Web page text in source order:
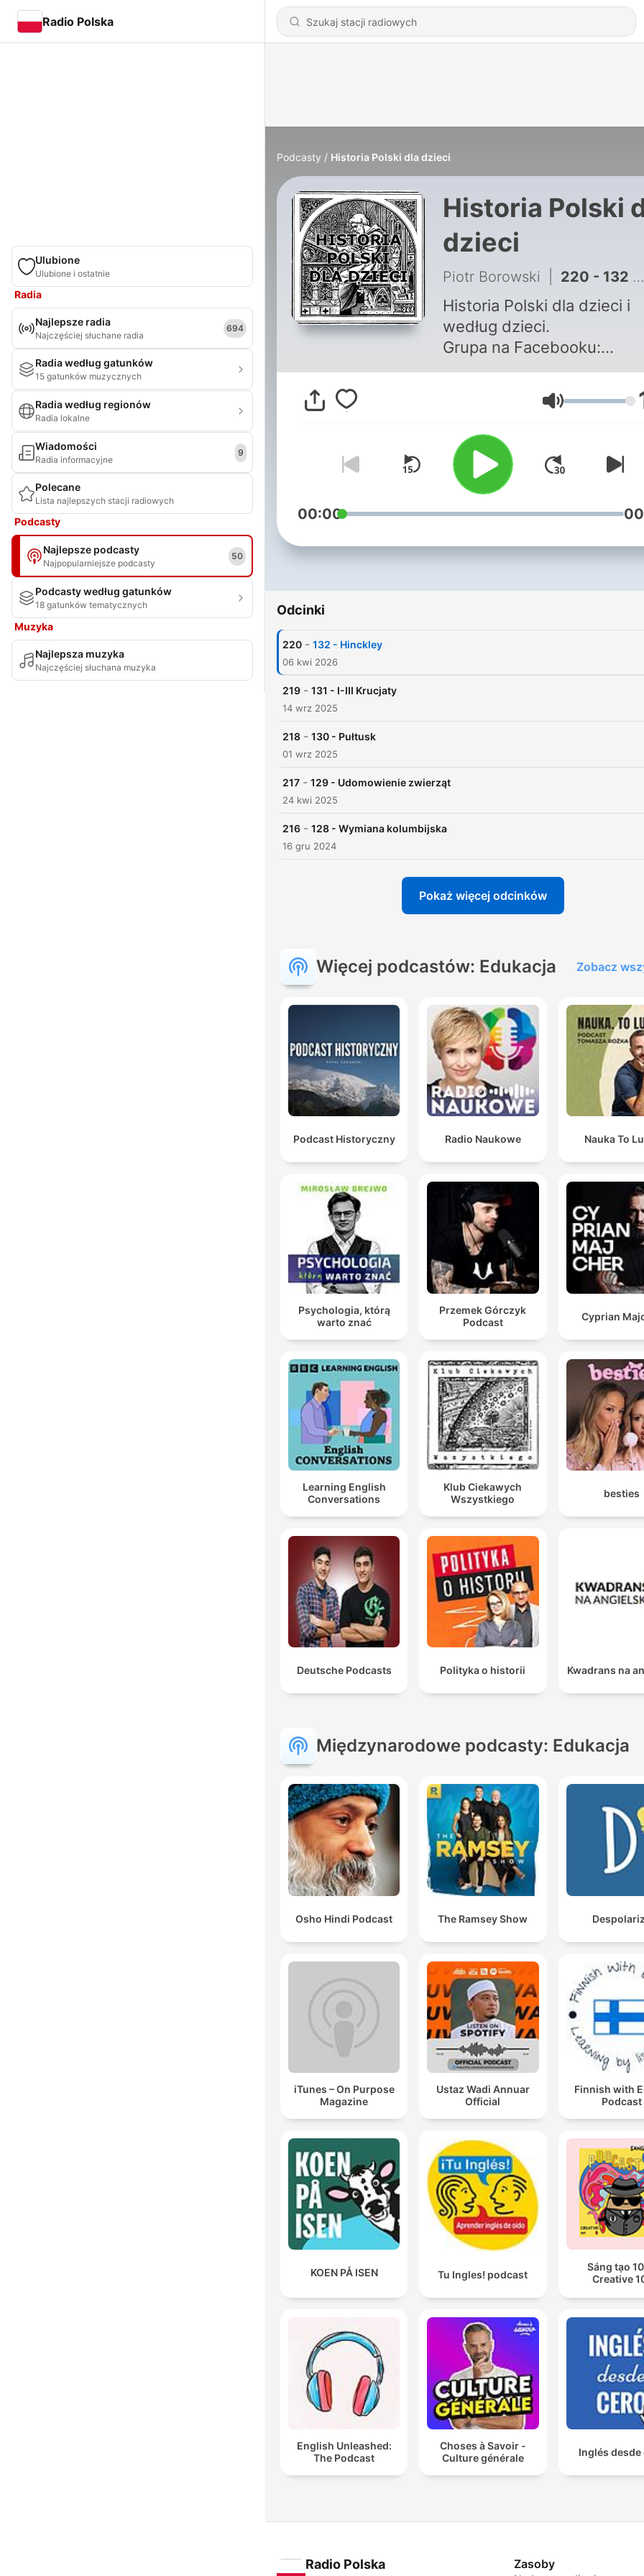
Radio Polska
Ulubione
Ulubione i ostatnie
Radia
Najlepsze radia
Najczęściej słuchane radia
694
Radia według gatunków
15 gatunków muzycznych
Radia według regionów
Radia lokalne
Wiadomości
Radia informacyjne
9
Polecane
Lista najlepszych stacji radiowych
Podcasty
Najlepsze podcasty
Najpopularniejsze podcasty
50
Podcasty według gatunków
18 gatunków tematycznych
Muzyka
Najlepsza muzyka
Najczęściej słuchana muzyka
Podcasty Historia Polski dla dzieci
Historia Polski
dzieci
Piotr Borowski 220 - 132 - Hinckley
Historia Polski dla dzieci i
według dzieci.
Grupa na Facebooku:
https://
https://patronite.pl/
dla-dzieci
Głośność
00:00
Odcinki
220 - 132 - Hinckley
06 kwi 2026
219 - 131 - I-III Krucjaty
14 wrz 2025
218 - 130 - Pułtusk
01 wrz 2025
217 - 129 - Udomowienie zwierząt
24 kwi 2025
216 - 128 - Wymiana kolumbijska
16 gru 2024
Pokaż więcej odcinków
Więcej podcastów: Edukacja Zobacz
Podcast Historyczny Radio Naukowe Nauka To
Psychologia, którą
warto znać
Przemek Górczyk
Podcast
Cyprian
Learning English
Conversations
Klub Ciekawych
Wszystkiego
besties
Deutsche Podcasts Polityka o historii Kwadrans na
Międzynarodowe podcasty: Edukacja
Osho Hindi Podcast The Ramsey Show
iTunes – On Purpose
Magazine
Ustaz Wadi Annuar
Official
Finnish with
Podcast
KOEN PÅ ISEN Tu Ingles! podcast
Sáng tạo
Creative
English Unleashed:
The Podcast
Choses à Savoir -
Culture générale
Inglés desde
Radio Polska Zasoby